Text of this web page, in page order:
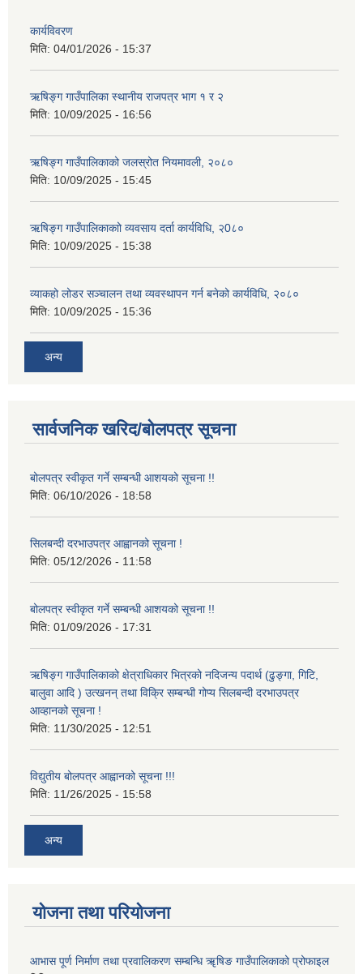
कार्यविवरण
मिति: 04/01/2026 - 15:37
ऋषिङ्ग गाउँपालिका स्थानीय राजपत्र भाग १ र २
मिति: 10/09/2025 - 16:56
ऋषिङ्ग गाउँपालिकाको जलस्रोत नियमावली, २०८०
मिति: 10/09/2025 - 15:45
ऋषिङ्ग गाउँपालिकाकाो व्यवसाय दर्ता कार्यविधि, २0८०
मिति: 10/09/2025 - 15:38
व्याकहो लोडर सञ्चालन तथा व्यवस्थापन गर्न बनेको कार्यविधि, २०८०
मिति: 10/09/2025 - 15:36
अन्य
सार्वजनिक खरिद/बोलपत्र सूचना
बोलपत्र स्वीकृत गर्ने सम्बन्धी आशयको सूचना !!
मिति: 06/10/2026 - 18:58
सिलबन्दी दरभाउपत्र आह्वानको सूचना !
मिति: 05/12/2026 - 11:58
बोलपत्र स्वीकृत गर्ने सम्बन्धी आशयको सूचना !!
मिति: 01/09/2026 - 17:31
ऋषिङ्ग गाउँपालिकाको क्षेत्राधिकार भित्रको नदिजन्य पदार्थ (ढुङ्गा, गिटि,
बालुवा आदि ) उत्खनन् तथा विक्रि सम्बन्धी गोप्य सिलबन्दी दरभाउपत्र
आव्हानको सूचना !
मिति: 11/30/2025 - 12:51
विद्युतीय बोलपत्र आह्वानको सूचना !!!
मिति: 11/26/2025 - 15:58
अन्य
योजना तथा परियोजना
आभास पूर्ण निर्माण तथा प्रवालिकरण सम्बन्धि ॠषिङ गाउँपालिकाको प्रोफाइल